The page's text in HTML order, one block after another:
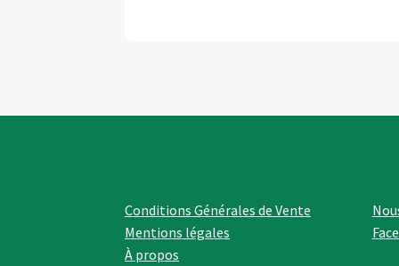
Conditions Générales de Vente
Mentions légales
À propos